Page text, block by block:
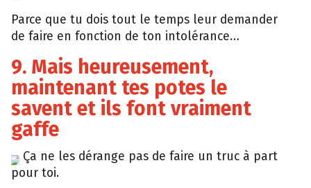
Parce que tu dois tout le temps leur demander
de faire en fonction de ton intolérance…
9. Mais heureusement,
maintenant tes potes le
savent et ils font vraiment
gaffe
giphy
Ça ne les dérange pas de faire un truc à part
pour toi.